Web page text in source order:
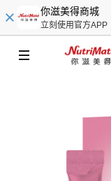
你滋美得商城
立刻使用官方APP